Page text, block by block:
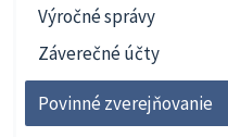
Výročné správy
Záverečné účty
Povinné zverejňovanie